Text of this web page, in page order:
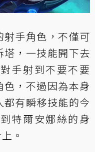
手角色，不僅可
，一技能開下去
手射到不要不要
，不過因為本身
有瞬移技能的今
特爾安娜絲的身
。